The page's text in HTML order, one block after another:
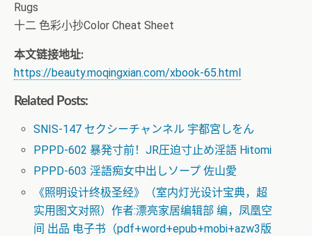
Rugs
十二 色彩小抄Color Cheat Sheet
本文链接地址:
https://beauty.moqingxian.com/xbook-65.html
Related Posts:
SNIS-147 セクシーチャンネル 宇都宮しをん
PPPD-602 暴発寸前！JR圧迫寸止め淫語 Hitomi
PPPD-603 淫語痴女中出しソープ 佐山愛
《照明设计终极圣经》（室内灯光设计宝典，超
实用图文对照）作者:漂亮家居编辑部 编，凤凰空
间 出品 电子书（pdf+word+epub+mobi+azw3版